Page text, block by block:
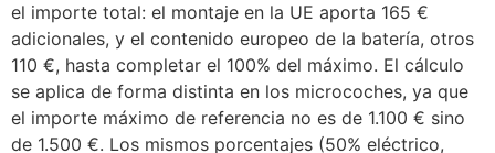
el importe total: el montaje en la UE aporta 165 €
adicionales, y el contenido europeo de la batería, otros
110 €, hasta completar el 100% del máximo. El cálculo
se aplica de forma distinta en los microcoches, ya que
el importe máximo de referencia no es de 1.100 € sino
de 1.500 €. Los mismos porcentajes (50% eléctrico,